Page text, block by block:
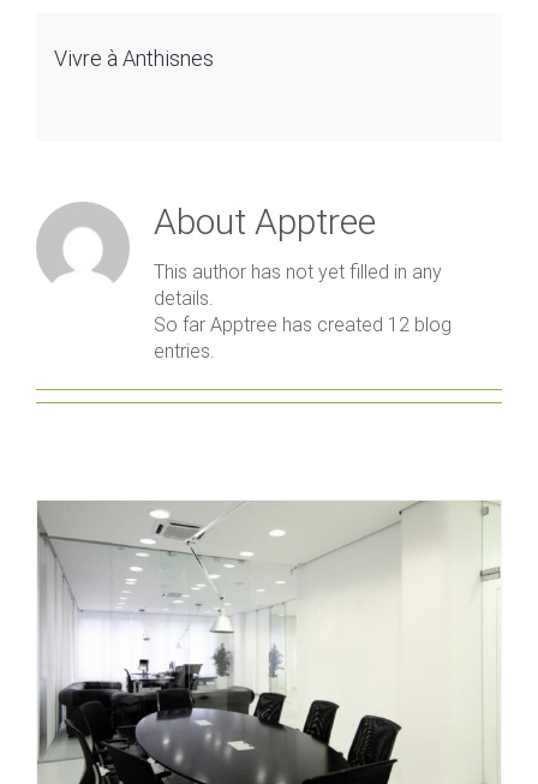
About Apptree
This author has not yet filled in any
details.
So far Apptree has created 12 blog
entries.
Vivre à Anthisnes